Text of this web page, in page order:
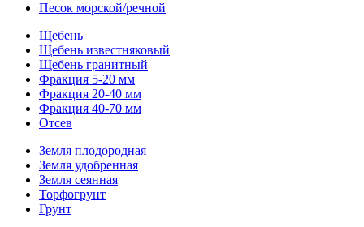
Песок морской/речной
Щебень
Щебень известняковый
Щебень гранитный
Фракция 5-20 мм
Фракция 20-40 мм
Фракция 40-70 мм
Отсев
Земля плодородная
Земля удобренная
Земля сеянная
Торфогрунт
Грунт